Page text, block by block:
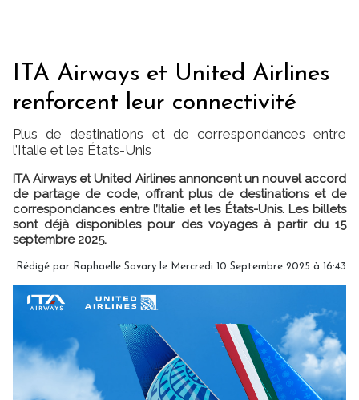
ITA Airways et United Airlines
renforcent leur connectivité
Plus de destinations et de correspondances entre
l’Italie et les États-Unis
ITA Airways et United Airlines annoncent un nouvel accord
de partage de code, offrant plus de destinations et de
correspondances entre l’Italie et les États-Unis. Les billets
sont déjà disponibles pour des voyages à partir du 15
septembre 2025.
Rédigé par Raphaelle Savary le Mercredi 10 Septembre 2025 à 16:43